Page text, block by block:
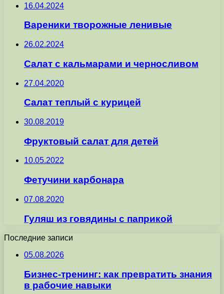
16.04.2024
Вареники творожные ленивые
26.02.2024
Салат с кальмарами и черносливом
27.04.2020
Салат теплый с курицей
30.08.2019
Фруктовый салат для детей
10.05.2022
Фетучини карбонара
07.08.2020
Гуляш из говядины с паприкой
Последние записи
05.08.2026
Бизнес-тренинг: как превратить знания
в рабочие навыки